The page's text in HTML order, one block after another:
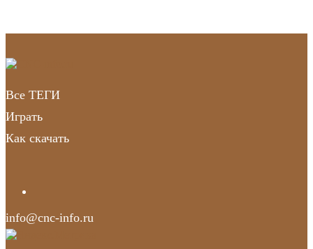
Все ТЕГИ
Играть
Как скачать
info@cnc-info.ru